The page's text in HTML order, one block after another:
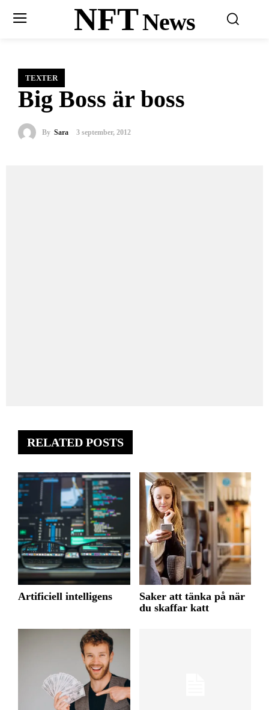
NFTNews
TEXTER
Big Boss är boss
By Sara 3 september, 2012
RELATED POSTS
Artificiell intelligens
Saker att tänka på när
du skaffar katt